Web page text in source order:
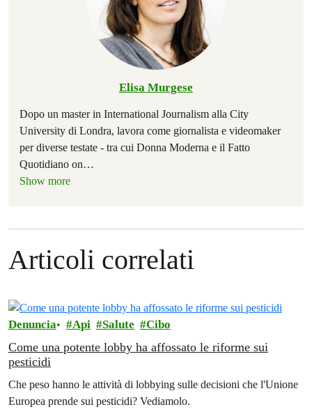
Elisa Murgese
Dopo un master in International Journalism alla City
University di Londra, lavora come giornalista e videomaker
per diverse testate - tra cui Donna Moderna e il Fatto
Quotidiano on…
Show more
Articoli correlati
Denuncia Api Salute Cibo
Come una potente lobby ha affossato le riforme sui
pesticidi
Che peso hanno le attività di lobbying sulle decisioni che l'Unione
Europea prende sui pesticidi? Vediamolo.